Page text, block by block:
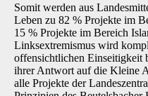
Somit werden aus
Leben zu 82 % Projekte im
15 % Projekte im Bereich
Linksextremismus wird
offensichtlichen Einseitigkeit
ihrer Antwort auf die Kleine
alle Projekte der